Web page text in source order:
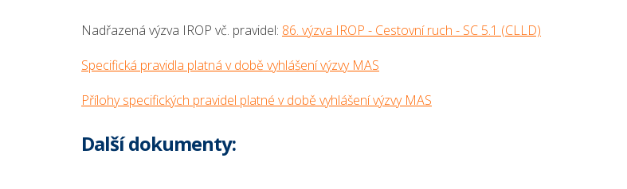
Nadřazená výzva IROP vč. pravidel: 86. výzva IROP - Cestovní ruch - SC 5.1 (CLLD)
Specifická pravidla platná v době vyhlášení výzvy MAS
Přílohy specifických pravidel platné v době vyhlášení výzvy MAS
Další dokumenty: